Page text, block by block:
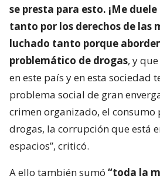
se presta para esto. ¡Me
tanto por los derechos de las
luchado tanto porque
problemático de drogas, y
en este país y en esta sociedad
problema social de gran
crimen organizado, el
drogas, la corrupción que está
espacios”, criticó.
A ello también sumó “toda la